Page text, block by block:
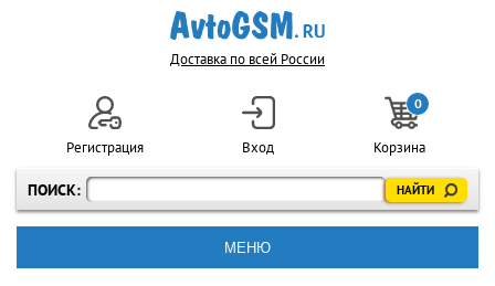
Доставка по всей России
ПОИСК:
Регистрация Вход
0
Корзина
МЕНЮ